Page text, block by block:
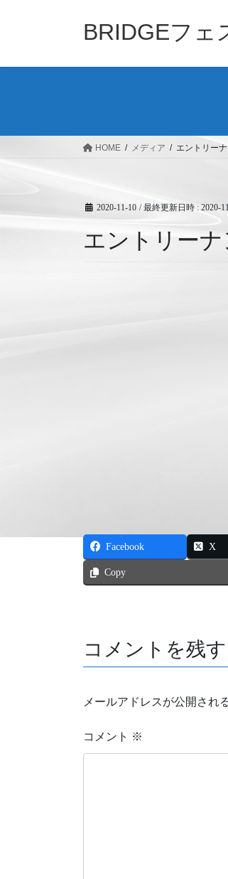
プ
動
BRIDGEフェ
HOME メディア エントリー
2020-11-10 / 最終更新日時 : 2020-
エントリーナ
Facebook X
Copy
コメントを残す
メールアドレスが公開され
コメント ※